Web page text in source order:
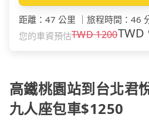
距離 ： 47 公里 旅程時間 ： 46
您的車資預估TWD1200TWD
高鐵桃園站到台北君
九人座包車$1250